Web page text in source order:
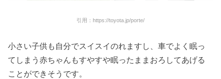
引用：https://toyota.jp/porte/
小さい子供も自分でスイスイのれますし、車でよく眠っ
てしまう赤ちゃんもすやすや眠ったままおろしてあげる
ことができそうです。